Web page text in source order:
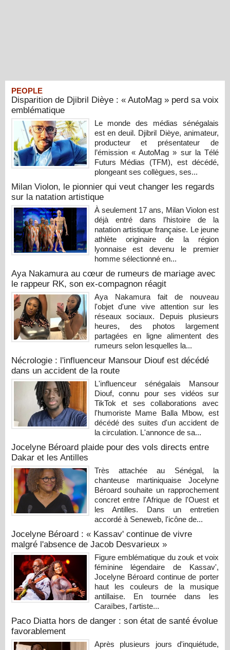
PEOPLE
Disparition de Djibril Dièye : « AutoMag » perd sa voix
emblématique
Le monde des médias sénégalais
est en deuil. Djibril Dièye, animateur,
producteur et présentateur de
l’émission « AutoMag » sur la Télé
Futurs Médias (TFM), est décédé,
plongeant ses collègues, ses...
Milan Violon, le pionnier qui veut changer les regards
sur la natation artistique
À seulement 17 ans, Milan Violon est
déjà entré dans l’histoire de la
natation artistique française. Le jeune
athlète originaire de la région
lyonnaise est devenu le premier
homme sélectionné en...
Aya Nakamura au cœur de rumeurs de mariage avec
le rappeur RK, son ex-compagnon réagit
Aya Nakamura fait de nouveau
l'objet d'une vive attention sur les
réseaux sociaux. Depuis plusieurs
heures, des photos largement
partagées en ligne alimentent des
rumeurs selon lesquelles la...
Nécrologie : l'influenceur Mansour Diouf est décédé
dans un accident de la route
L'influenceur sénégalais Mansour
Diouf, connu pour ses vidéos sur
TikTok et ses collaborations avec
l'humoriste Mame Balla Mbow, est
décédé des suites d'un accident de
la circulation. L'annonce de sa...
Jocelyne Béroard plaide pour des vols directs entre
Dakar et les Antilles
Très attachée au Sénégal, la
chanteuse martiniquaise Jocelyne
Béroard souhaite un rapprochement
concret entre l'Afrique de l'Ouest et
les Antilles. Dans un entretien
accordé à Seneweb, l'icône de...
Jocelyne Béroard : « Kassav' continue de vivre
malgré l'absence de Jacob Desvarieux »
Figure emblématique du zouk et voix
féminine légendaire de Kassav',
Jocelyne Béroard continue de porter
haut les couleurs de la musique
antillaise. En tournée dans les
Caraïbes, l'artiste...
Paco Diatta hors de danger : son état de santé évolue
favorablement
Après plusieurs jours d'inquiétude,